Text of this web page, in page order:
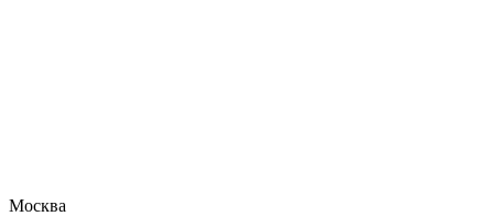
Москва